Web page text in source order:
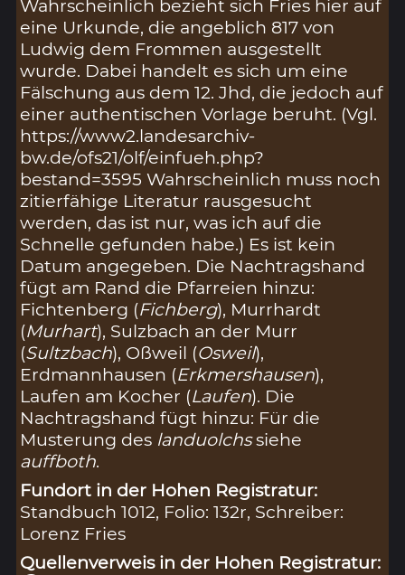
Wahrscheinlich bezieht sich Fries hier auf
eine Urkunde, die angeblich 817 von
Ludwig dem Frommen ausgestellt
wurde. Dabei handelt es sich um eine
Fälschung aus dem 12. Jhd, die jedoch auf
einer authentischen Vorlage beruht. (Vgl.
https://www2.landesarchiv-
bw.de/ofs21/olf/einfueh.php?
bestand=3595 Wahrscheinlich muss noch
zitierfähige Literatur rausgesucht
werden, das ist nur, was ich auf die
Schnelle gefunden habe.) Es ist kein
Datum angegeben. Die Nachtragshand
fügt am Rand die Pfarreien hinzu:
Fichtenberg (Fichberg), Murrhardt
(Murhart), Sulzbach an der Murr
(Sultzbach), Oßweil (Osweil),
Erdmannhausen (Erkmershausen),
Laufen am Kocher (Laufen). Die
Nachtragshand fügt hinzu: Für die
Musterung des landuolchssiehe
auffboth.
Fundort in der Hohen Registratur:
Standbuch 1012, Folio: 132r, Schreiber:
Lorenz Fries
Quellenverweis in der Hohen Registratur: